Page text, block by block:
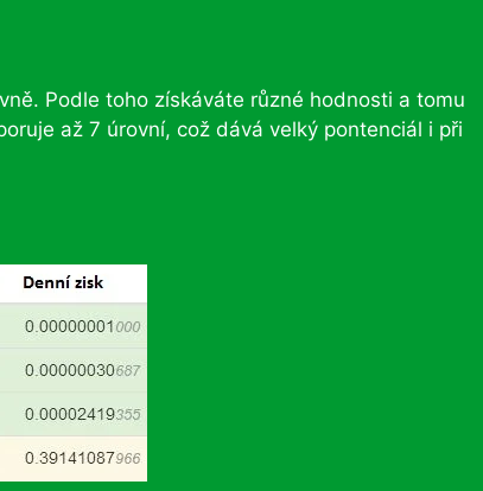
Podle toho získáváte různé hodnosti a tomu
až 7 úrovní, což dává velký pontenciál i při